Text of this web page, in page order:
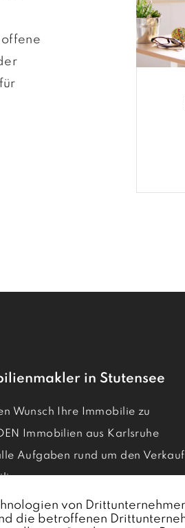
in Stutensee
Wunsch Ihre Immobilie zu
Immobilien aus Karlsruhe
Aufgaben rund um den Verkauf